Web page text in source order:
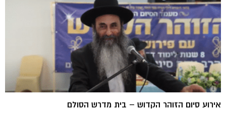
אירוע סיום הזוהר הקדוש – בית מדרש הסולם